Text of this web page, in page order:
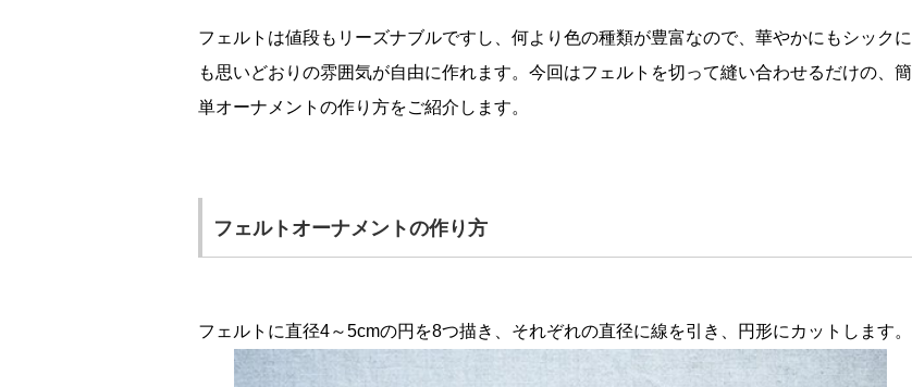
フェルトは値段もリーズナブルですし、何より色の種類が豊富なので、華やかにもシックに
も思いどおりの雰囲気が自由に作れます。今回はフェルトを切って縫い合わせるだけの、簡
単オーナメントの作り方をご紹介します。
フェルトオーナメントの作り方
フェルトに直径4～5cmの円を8つ描き、それぞれの直径に線を引き、円形にカットします。